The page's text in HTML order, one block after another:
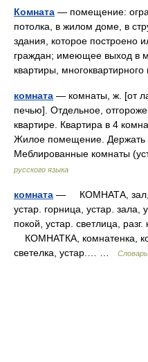
Комната — помещение:
потолка, в жилом доме, в
здания, которое построено
граждан; имеющее выход в
квартиры,
комната — комнаты, ж. [от
печью]. Отдельное,
квартире. Квартира в 4
Жилое помещение. Держать
Меблированные комнаты
русского языка
комната — КОМНАТА, зал,
устар. горница, устар. зала,
покой, устар. светлица, разг.
КОМНАТКА, комнатенка,
светелка, устар.… …